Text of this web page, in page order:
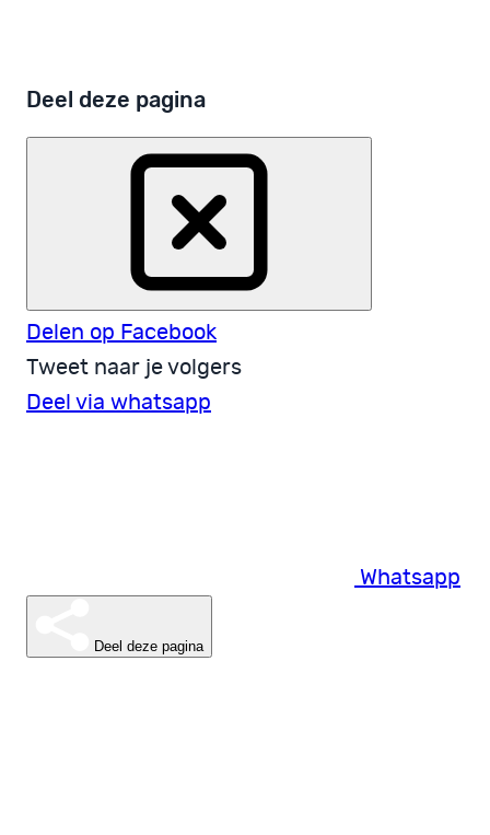
Deel deze pagina
Delen op Facebook
Tweet naar je volgers
Deel via whatsapp
Whatsapp
Deel deze pagina